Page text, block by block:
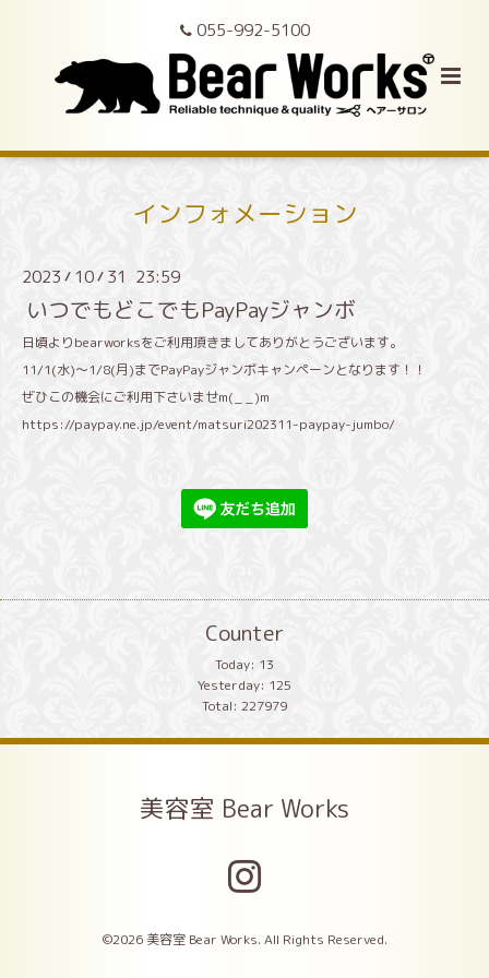
055-992-5100
インフォメーション
2023 / 10/ 31 23:59
いつでもどこでもPayPayジャンボ
日頃よりbearworksをご利用頂きましてありがとうございます。
11/1(水)〜1/8(月)までPayPayジャンボキャンペーンとなります！！
ぜひこの機会にご利用下さいませm(_ _)m
https://paypay.ne.jp/event/matsuri202311-paypay-jumbo/
Counter
Today: 13
Yesterday: 125
Total: 227979
美容室 Bear Works
©2026 美容室 Bear Works. All Rights Reserved.